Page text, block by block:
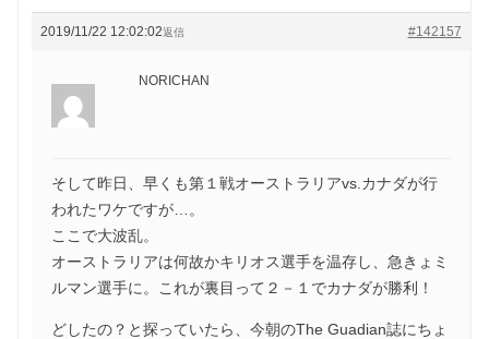
2019/11/22 12:02:02 #142157
返信
NORICHAN
そして昨日、早くも第１戦オーストラリアvs.カナダが行
われたワケですが…。
ここで大波乱。
オーストラリアは何故かキリオス選手を温存し、急きょミ
ルマン選手に。これが裏目って２－１でカナダが勝利！
どしたの？と探っていたら、今朝のThe Guadian誌にちょ